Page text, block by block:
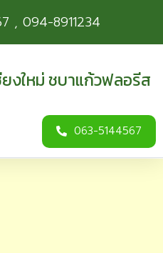
, 094-8911234
งใหม่ ชบาแก้วฟลอรีส
063-5144567